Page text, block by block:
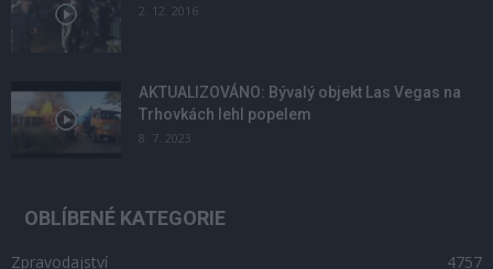
2. 12. 2016
AKTUALIZOVÁNO: Bývalý objekt Las Vegas na
Trhovkách lehl popelem
8. 7. 2023
OBLÍBENÉ KATEGORIE
Zpravodajství
4757